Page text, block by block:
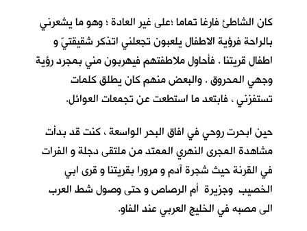
كان الشاطئ فارغا تماما ؛على غير العادة ؛ وهو ما يشعرني
بالراحة فرؤية الاطفال يلعبون تجعلني اتذكر شقيقتيّ و
اطفال قريتنا . فأحاول ملاطفتهم فيهربون مني بمجرد رؤية
وجهي المحروق . والبعض منهم كان يطلق كلمات
تستفزني ، فابتعد ما استطعت عن تجمعات العوائل.
حين ابحرت روحي في افاق البحر الواسعة ، كنت قد بدأت
مشاهدة المجرى النهري الممتد من ملتقى دجلة و الفرات
في القرنة حيث شجرة آدم و مرورا بقريتنا و قرى ابي
الخصيب وجزيرة أم الرصاص و حتى وصول شط العرب
الى مصبه في الخليج العربي عند الفاو.